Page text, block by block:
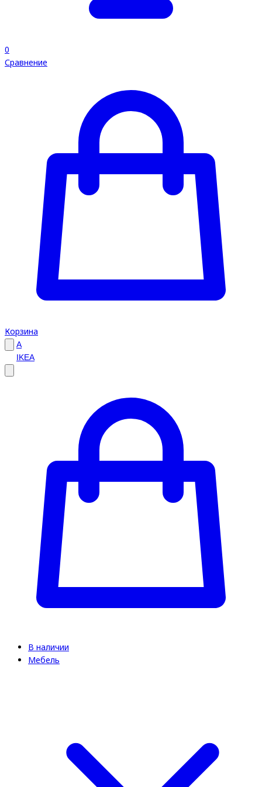
0
Сравнение
Корзина
A
IKEA
В наличии
Мебель